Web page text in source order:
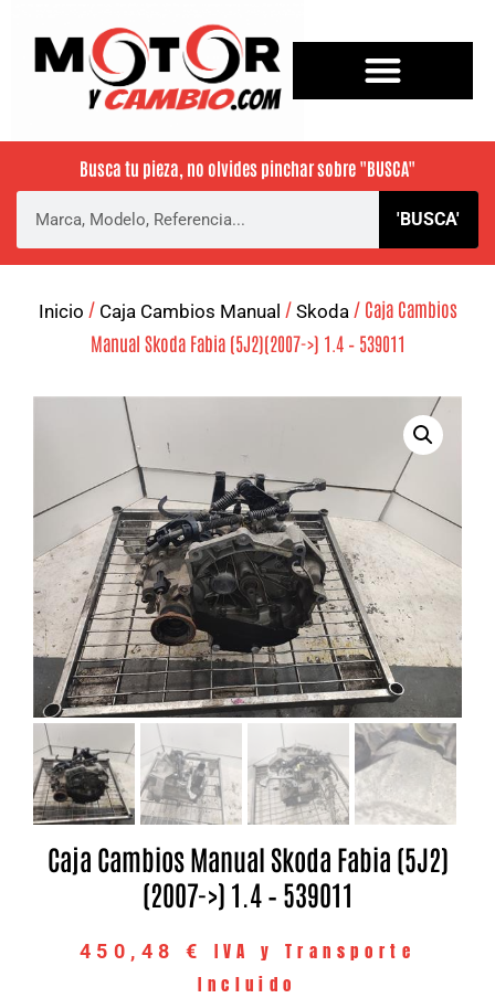
Busca tu pieza, no olvides pinchar sobre "BUSCA"
'BUSCA'
Inicio / Caja Cambios Manual / Skoda / Caja Cambios
Manual Skoda Fabia (5J2)(2007->) 1.4 – 539011
Caja Cambios Manual Skoda Fabia (5J2)
(2007->) 1.4 – 539011
450,48 €
IVA y Transporte
Incluido